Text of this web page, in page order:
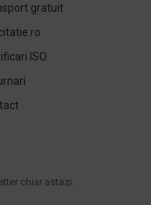
gratuit
ISO
chiar astazi.